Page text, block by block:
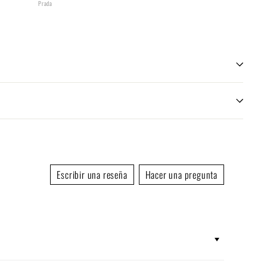
Prada
Escribir una reseña Hacer una pregunta